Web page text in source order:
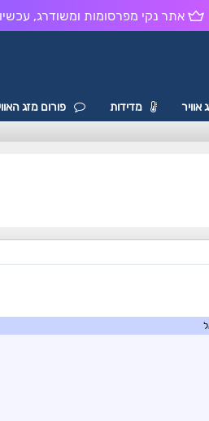
אתר נקי מפרסומות ומשודרג,
מדידות פורום מזג